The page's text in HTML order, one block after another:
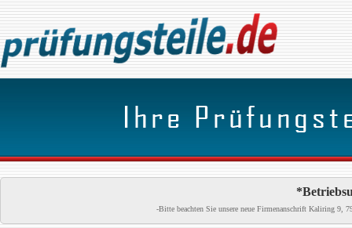
-Bitte beachten Sie unsere neue Firmenanschrift Kaliring 9,